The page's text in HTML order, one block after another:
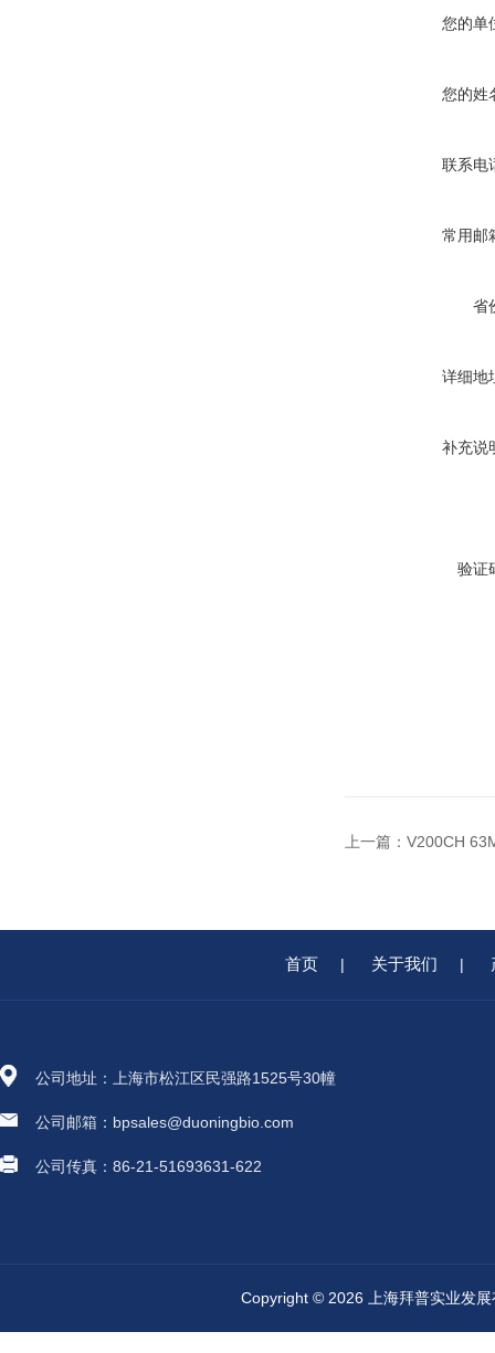
您的单
您的姓
联系电
常用邮
省
详细地
补充说
验证
上一篇： V200CH
首页 | 关于我们 |
公司地址：上海市松江区民强路1525号30幢
公司邮箱：bpsales@duoningbio.com
公司传真：86-21-51693631-622
Copyright © 2026 上海拜普实业发